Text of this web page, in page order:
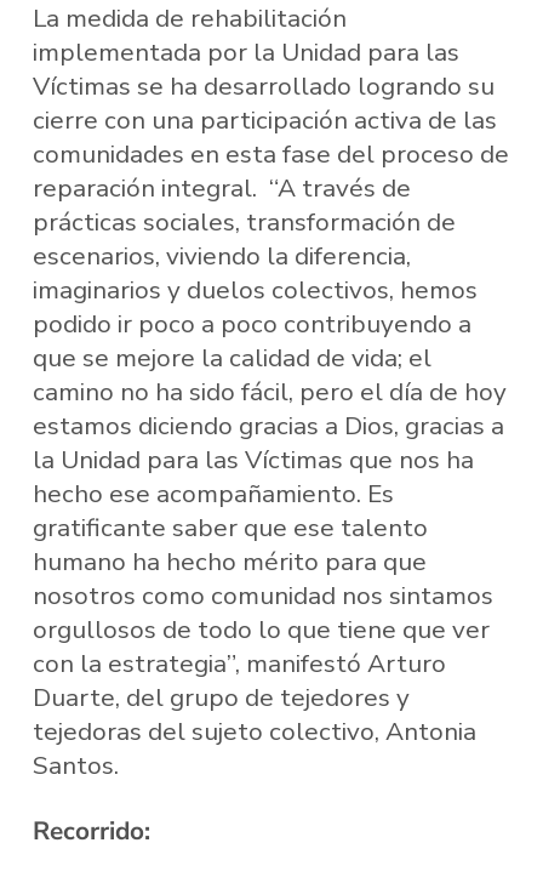
La medida de rehabilitación
implementada por la Unidad para las
Víctimas se ha desarrollado logrando su
cierre con una participación activa de las
comunidades en esta fase del proceso de
reparación integral. “A través de
prácticas sociales, transformación de
escenarios, viviendo la diferencia,
imaginarios y duelos colectivos, hemos
podido ir poco a poco contribuyendo a
que se mejore la calidad de vida; el
camino no ha sido fácil, pero el día de hoy
estamos diciendo gracias a Dios, gracias a
la Unidad para las Víctimas que nos ha
hecho ese acompañamiento. Es
gratificante saber que ese talento
humano ha hecho mérito para que
nosotros como comunidad nos sintamos
orgullosos de todo lo que tiene que ver
con la estrategia”, manifestó Arturo
Duarte, del grupo de tejedores y
tejedoras del sujeto colectivo, Antonia
Santos.
Recorrido: